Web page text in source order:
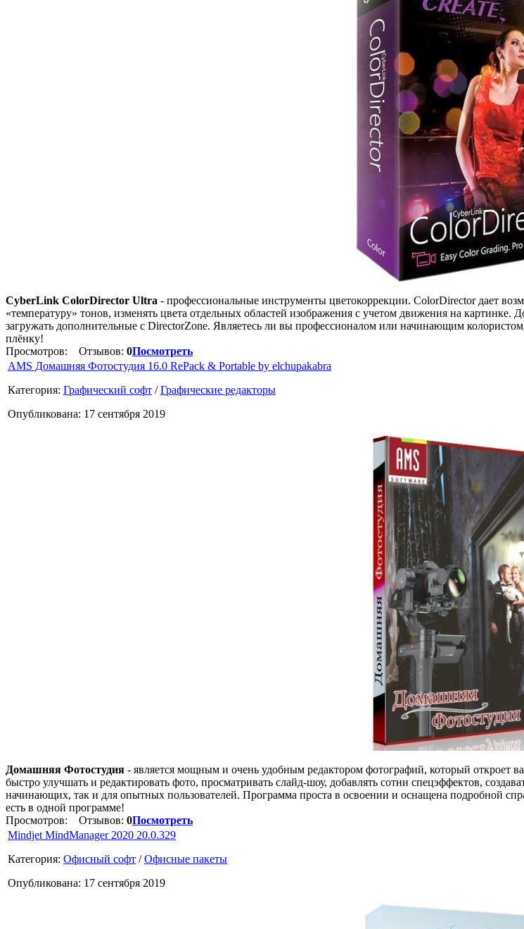
CyberLink ColorDirector Ultra - профессиональные инструменты цветокоррекции. ColorDirector дает
«температуру» тонов, изменять цвета отдельных областей изображения с учетом движения на
загружать дополнительные с DirectorZone. Являетесь ли вы профессионалом или начинающим
плёнку!
Просмотров:
Отзывов: 0Посмотреть
AMS Домашняя Фотостудия 16.0 RePack & Portable by elchupakabra
Категория: Графический софт /Графические редакторы
Опубликована: 17 сентября 2019
Домашняя Фотостудия - является мощным и очень удобным редактором фотографий, который откроет
быстро улучшать и редактировать фото, просматривать слайд-шоу, добавлять сотни спецэффектов,
начинающих, так и для опытных пользователей. Программа проста в освоении и оснащена подробной
есть в одной программе!
Просмотров:
Отзывов: 0Посмотреть
Mindjet MindManager 2020 20.0.329
Категория: Офисный софт /Офисные пакеты
Опубликована: 17 сентября 2019